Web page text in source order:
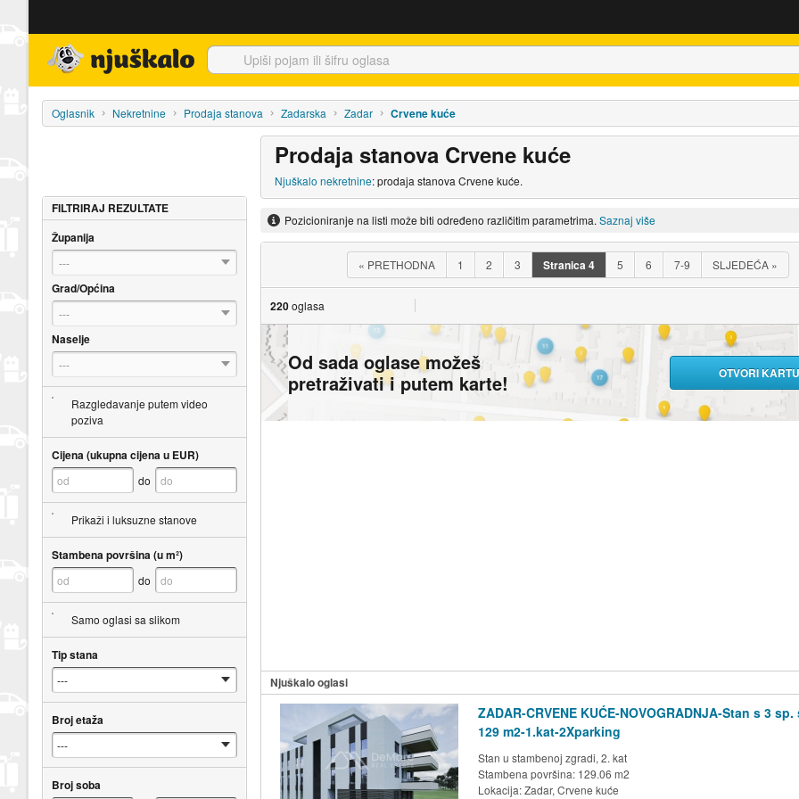
Oglasnik Nekretnine Prodaja stanova Zadarska Zadar Crvene kuće
Prodaja stanova Crvene kuće
Njuškalo nekretnine: prodaja stanova Crvene kuće.
Pozicioniranje na listi može biti određeno različitim parametrima. Saznaj više
« PRETHODNA 1 2 3 Stranica4 5 6 7-9 SLJEDEĆA »
220oglasa
Od sada oglase možeš
pretraživati i putem karte!
OTVORI KARTU
Njuškalo oglasi
ZADAR-CRVENE KUĆE-NOVOGRADNJA-Stan s 3
129 m2-1.kat-2Xparking
Stan u stambenoj zgradi, 2. kat
Stambena površina: 129.06 m2
Lokacija:Zadar, Crvene kuće
FILTRIRAJ REZULTATE
Županija
---
Grad/Općina
---
Naselje
---
Razgledavanje putem video
poziva
Cijena (ukupna cijena u EUR)
do
Prikaži i luksuzne stanove
Stambena površina (u m²)
do
Samo oglasi sa slikom
Tip stana
Broj etaža
Broj soba